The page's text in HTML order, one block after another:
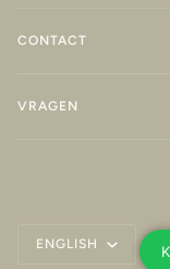
CONTACT
VRAGEN
Taal
ENGLISH